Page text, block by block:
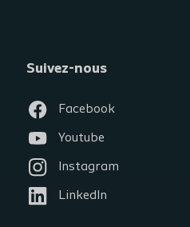
Suivez-nous
Facebook
Youtube
Instagram
LinkedIn